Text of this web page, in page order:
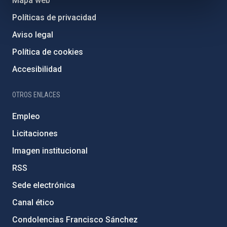
Políticas de privacidad
Aviso legal
Política de cookies
Accesibilidad
OTROS ENLACES
Empleo
Licitaciones
Imagen institucional
RSS
Sede electrónica
Canal ético
Condolencias Francisco Sánchez